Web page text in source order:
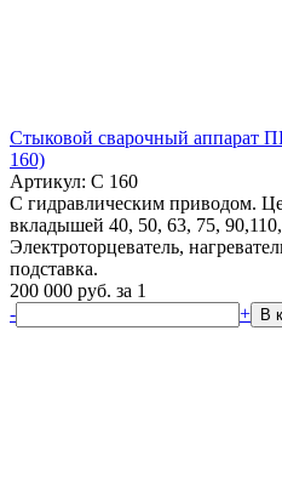
Стыковой сварочный аппарат
160)
Артикул: C 160
С гидравлическим приводом.
вкладышей 40, 50, 63, 75,
Электроторцеватель,
подставка.
200 000 руб. за 1
-
+ В